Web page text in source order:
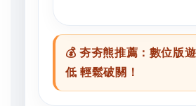
💰 夯夯熊推薦：數位版
低 輕鬆破關！